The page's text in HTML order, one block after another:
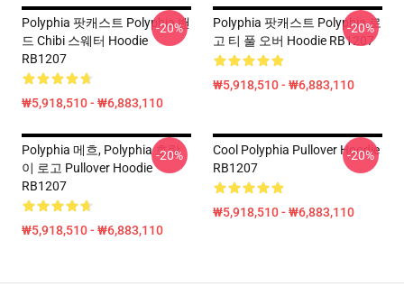
Polyphia 팟캐스트 Polyphia 밴
드 Chibi 스웨터 Hoodie
RB1207
₩5,918,510 - ₩6,883,110
-20%
Polyphia 팟캐스트 Polyphia 로
고 티 풀 오버 Hoodie RB1207
₩5,918,510 - ₩6,883,110
-20%
Polyphia 메흐, Polyphia 호랑
이 로고 Pullover Hoodie
RB1207
₩5,918,510 - ₩6,883,110
-20%
Cool Polyphia Pullover Hoodie
RB1207
₩5,918,510 - ₩6,883,110
-20%